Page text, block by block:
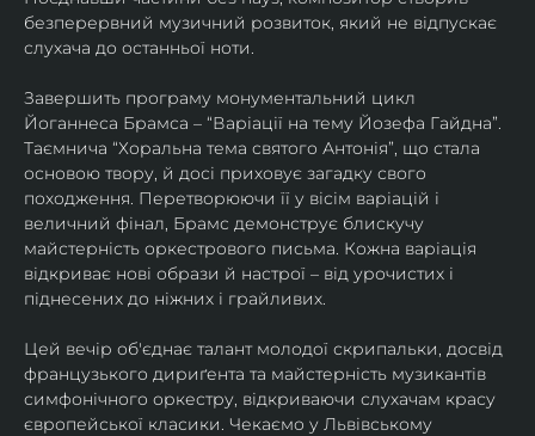
безперервний музичний розвиток, який не відпускає
слухача до останньої ноти.
Завершить програму монументальний цикл
Йоганнеса Брамса – “Варіації на тему Йозефа Гайдна”.
Таємнича “Хоральна тема святого Антонія”, що стала
основою твору, й досі приховує загадку свого
походження. Перетворюючи її у вісім варіацій і
величний фінал, Брамс демонструє блискучу
майстерність оркестрового письма. Кожна варіація
відкриває нові образи й настрої – від урочистих і
піднесених до ніжних і грайливих.
Цей вечір об'єднає талант молодої скрипальки, досвід
французького дириґента та майстерність музикантів
симфонічного оркестру, відкриваючи слухачам красу
європейської класики. Чекаємо у Львівському